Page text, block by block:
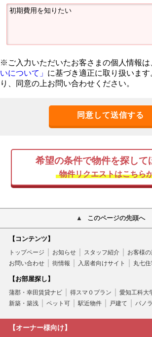
※ご入力いただいたお客さまの個人情報は
いについて」 に基づき適正に取り扱いま
り、同意の上お問い合わせください。
希望の条件で物件を探して
物件リクエストはこちら
このページの先頭へ
【コンテンツ】
トップページ お知らせ スタッフ紹介 お客様
お問い合わせ
街情報 入居者向けサイト 丸七
【お部屋探し】
蒲郡・幸田賃貸ナビ 得スマ０プラン
愛知工科大
新築・築浅
ペット可 駅近物件 戸建て パノ
【オーナー様向け】